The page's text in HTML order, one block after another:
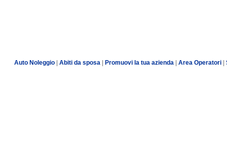
Auto Noleggio Abiti da sposa Promuovi la tua azienda Area Operatori